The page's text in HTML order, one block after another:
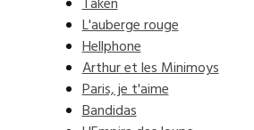
L'auberge rouge
Hellphone
Arthur et les Minimoys
Paris, je t'aime
Bandidas